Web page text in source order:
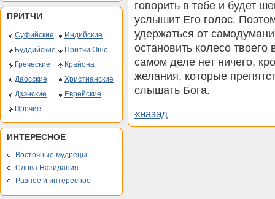
ПРИТЧИ
Суфийские
Индийские
Буддийские
Притчи Ошо
Греческие
Крайона
Даосские
Христианские
Дзэнские
Еврейские
Прочие
ИНТЕРЕСНОЕ
Восточные мудрецы
Слова Назидания
Разное и интересное
говорить в тебе и будет
услышит Его голос.
удержаться от
остановить колесо твоего
самом деле нет ничего,
желания, которые
слышать Бога.
«назад